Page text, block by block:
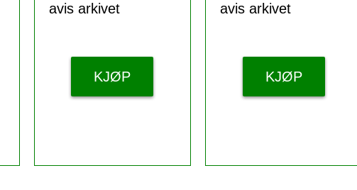
avis arkivet
KJØP
avis arkivet
KJØP